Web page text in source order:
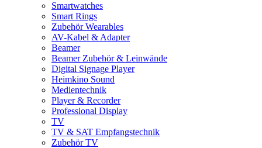
Smartwatches
Smart Rings
Zubehör Wearables
AV-Kabel & Adapter
Beamer
Beamer Zubehör & Leinwände
Digital Signage Player
Heimkino Sound
Medientechnik
Player & Recorder
Professional Display
TV
TV & SAT Empfangstechnik
Zubehör TV